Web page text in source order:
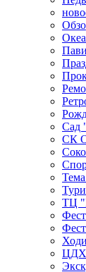
Сад
СК
ТЦ
ЦДХ